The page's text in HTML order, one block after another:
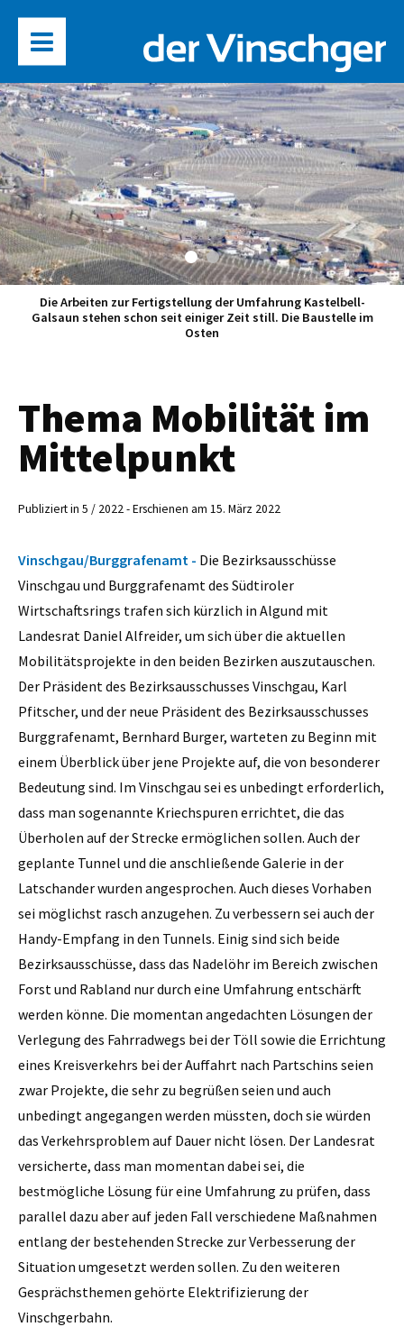
Die Arbeiten zur Fertigstellung der Umfahrung Kastelbell-
Galsaun stehen schon seit einiger Zeit still. Die Baustelle im
Osten
Thema Mobilität im
Mittelpunkt
Publiziert in 5 / 2022 - Erschienen am 15. März 2022
Vinschgau/Burggrafenamt - Die Bezirksausschüsse
Vinschgau und Burggrafenamt des Südtiroler
Wirtschaftsrings trafen sich kürzlich in Algund mit
Landesrat Daniel Alfreider, um sich über die aktuellen
Mobilitätsprojekte in den beiden Bezirken auszutauschen.
Der Präsident des Bezirksausschusses Vinschgau, Karl
Pfitscher, und der neue Präsident des Bezirksausschusses
Burggrafenamt, Bernhard Burger, warteten zu Beginn mit
einem Überblick über jene Projekte auf, die von besonderer
Bedeutung sind. Im Vinschgau sei es unbedingt erforderlich,
dass man sogenannte Kriechspuren errichtet, die das
Überholen auf der Strecke ermöglichen sollen. Auch der
geplante Tunnel und die anschließende Galerie in der
Latschander wurden angesprochen. Auch dieses Vorhaben
sei möglichst rasch anzugehen. Zu verbessern sei auch der
Handy-Empfang in den Tunnels. Einig sind sich beide
Bezirksausschüsse, dass das Nadelöhr im Bereich zwischen
Forst und Rabland nur durch eine Umfahrung entschärft
werden könne. Die momentan angedachten Lösungen der
Verlegung des Fahrradwegs bei der Töll sowie die Errichtung
eines Kreisverkehrs bei der Auffahrt nach Partschins seien
zwar Projekte, die sehr zu begrüßen seien und auch
unbedingt angegangen werden müssten, doch sie würden
das Verkehrsproblem auf Dauer nicht lösen. Der Landesrat
versicherte, dass man momentan dabei sei, die
bestmögliche Lösung für eine Umfahrung zu prüfen, dass
parallel dazu aber auf jeden Fall verschiedene Maßnahmen
entlang der bestehenden Strecke zur Verbesserung der
Situation umgesetzt werden sollen. Zu den weiteren
Gesprächsthemen gehörte Elektrifizierung der
Vinschgerbahn.